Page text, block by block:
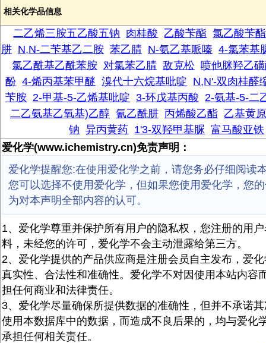
相关化学品信息
二乙烯三胺五乙酸五钠 肉桂酸 乙酸苄酯 氯乙酸苄酯
肼 N,N-二苄基乙二胺 苯乙腈 N-氨乙基哌嗪 4-氯苯基
氯乙酰基乙酰苯胺 对氯苯乙腈 敌克松 喷他脒羟乙
酚 4-烯丙基苯甲醚 溴代十六烷基吡啶 N,N'-双肉桂醛
苄胺 2-甲基-5-乙烯基吡啶 3-环戊基丙酸 2-氨基-5-二
二乙氨基乙氧基)乙醇 氰乙酰肼 丙烯酸乙酯 乙基黄
钠 异丙黄药 1'3-双羟甲基脲 富马酸亚铁
爱化学(www.ichemistry.cn)免责声明：
爱化学提醒您:在使用爱化学之前，请您务必仔细阅读
您可以选择不使用爱化学，但如果您使用爱化学，您
为对本声明全部内容的认可。
1、爱化学尊重并保护所有用户的隐私权，您注册的用
料，未经您的许可，爱化学不会主动泄露给第三方。
2、爱化学提供的产品供应商是注册会员自主发布，爱
真实性、合法性和准确性。爱化学不对因使用本站内容
担任何商业和法律责任。
3、爱化学尽量确保所提供数据的准确性，但并不承诺
使用本数据库中的数据，而造成不良后果的，均与爱化
承担任何相关责任。